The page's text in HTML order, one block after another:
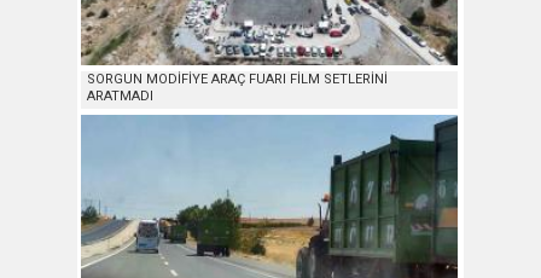
SORGUN MODİFİYE ARAÇ FUARI FİLM SETLERİNİ
ARATMADI